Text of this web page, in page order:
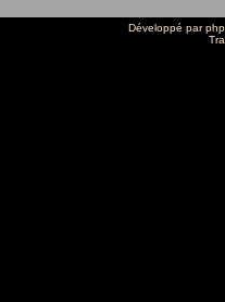
Développé par